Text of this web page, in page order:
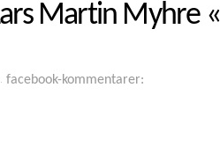
Martin Myhre«